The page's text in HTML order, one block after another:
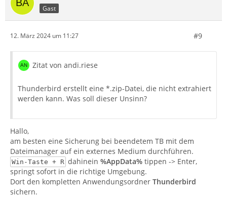
Gast
12. März 2024 um 11:27 #9
Zitat von andi.riese
Thunderbird erstellt eine *.zip-Datei, die nicht extrahiert
werden kann. Was soll dieser Unsinn?
Hallo,
am besten eine Sicherung bei beendetem TB mit dem
Dateimanager auf ein externes Medium durchführen.
Win-Taste + R dahinein %AppData%tippen -> Enter,
springt sofort in die richtige Umgebung.
Dort den kompletten Anwendungsordner Thunderbird
sichern.